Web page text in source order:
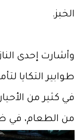
الخبز.
وأشارت إحدى
طوابير التكايا
في كثير من
من الطعام، في